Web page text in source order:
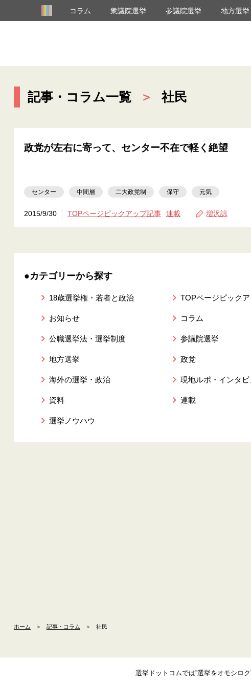
コラム 衆議院選挙 参議院選挙 地方選挙
記事・コラム一覧 ＞ 社民
政党が左右に寄って、センター不在で軽く絶望
センター 中間層 二大政党制 保守 元気
2015/9/30 TOPページピックアップ記事 連載 増沢諒
●カテゴリーから探す
18歳選挙権・若者と政治 TOPページピック
お知らせ コラム
公職選挙法・選挙制度 参議院選挙
地方選挙 政党
海外の選挙・政治 現地ルポ・インタビ
資料 連載
選挙ノウハウ
ホーム ＞ 記事・コラム ＞ 社民
選挙ドットコムでは”選挙をオモシロ